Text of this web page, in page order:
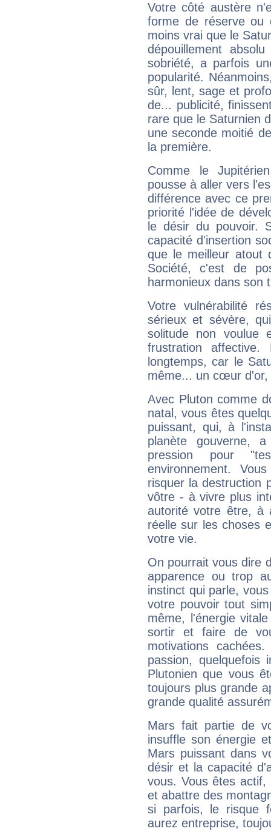
Votre côté austère
forme de réserve
moins vrai que le
dépouillement
sobriété, a parfois
popularité.
sûr, lent, sage et
de... publicité,
rare que le Saturnien
une seconde moitié
la première.
Comme le
pousse à aller vers
différence avec ce
priorité l'idée de
le désir du pouvoir.
capacité d'insertion
que le meilleur atout
Société, c'est de
harmonieux dans son
Votre vulnérabilité
sérieux et sévère,
solitude non voulue
frustration
longtemps, car le
même... un cœur d'or,
Avec Pluton comme
natal, vous êtes
puissant, qui, à
planète gouverne,
pression pour
environnement.
risquer la destruction
vôtre - à vivre plus
autorité votre être, à
réelle sur les choses
votre vie.
On pourrait vous dire
apparence ou trop
instinct qui parle,
votre pouvoir tout
même, l'énergie
sortir et faire de
motivations
passion, quelquefois
Plutonien que vous
toujours plus grande
grande qualité
Mars fait partie de
insuffle son énergie
Mars puissant dans
désir et la capacité
vous. Vous êtes
et abattre des
si parfois, le risque
aurez entreprise,